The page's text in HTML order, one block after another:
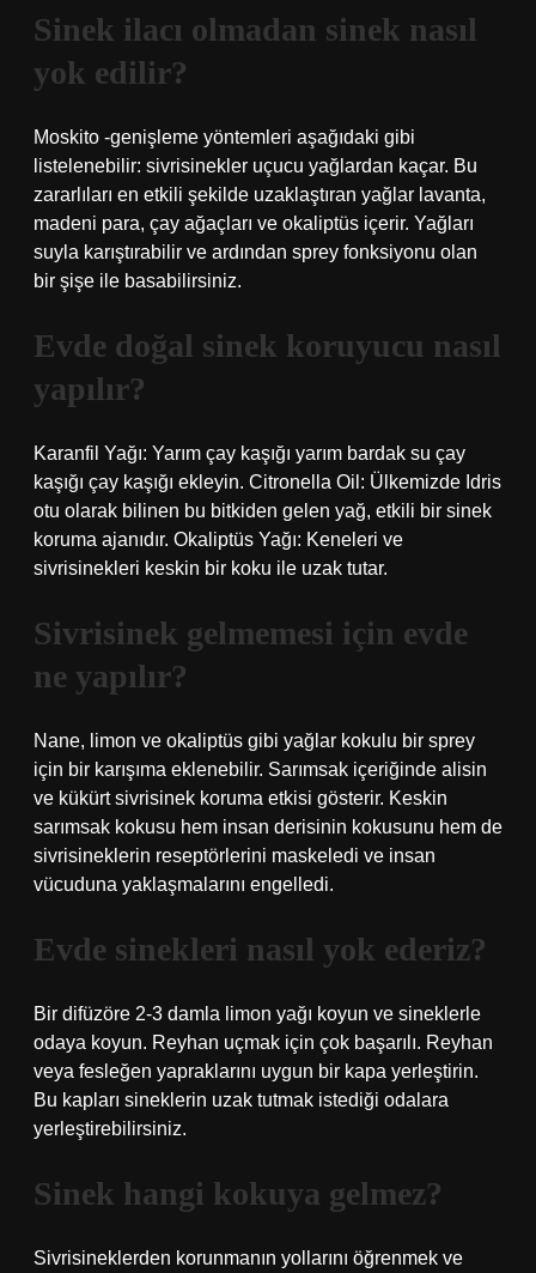
Sinek ilacı olmadan sinek nasıl
yok edilir?
Moskito -genişleme yöntemleri aşağıdaki gibi
listelenebilir: sivrisinekler uçucu yağlardan kaçar. Bu
zararlıları en etkili şekilde uzaklaştıran yağlar lavanta,
madeni para, çay ağaçları ve okaliptüs içerir. Yağları
suyla karıştırabilir ve ardından sprey fonksiyonu olan
bir şişe ile basabilirsiniz.
Evde doğal sinek koruyucu nasıl
yapılır?
Karanfil Yağı: Yarım çay kaşığı yarım bardak su çay
kaşığı çay kaşığı ekleyin. Citronella Oil: Ülkemizde Idris
otu olarak bilinen bu bitkiden gelen yağ, etkili bir sinek
koruma ajanıdır. Okaliptüs Yağı: Keneleri ve
sivrisinekleri keskin bir koku ile uzak tutar.
Sivrisinek gelmemesi için evde
ne yapılır?
Nane, limon ve okaliptüs gibi yağlar kokulu bir sprey
için bir karışıma eklenebilir. Sarımsak içeriğinde alisin
ve kükürt sivrisinek koruma etkisi gösterir. Keskin
sarımsak kokusu hem insan derisinin kokusunu hem de
sivrisineklerin reseptörlerini maskeledi ve insan
vücuduna yaklaşmalarını engelledi.
Evde sinekleri nasıl yok ederiz?
Bir difüzöre 2-3 damla limon yağı koyun ve sineklerle
odaya koyun. Reyhan uçmak için çok başarılı. Reyhan
veya fesleğen yapraklarını uygun bir kapa yerleştirin.
Bu kapları sineklerin uzak tutmak istediği odalara
yerleştirebilirsiniz.
Sinek hangi kokuya gelmez?
Sivrisineklerden korunmanın yollarını öğrenmek ve